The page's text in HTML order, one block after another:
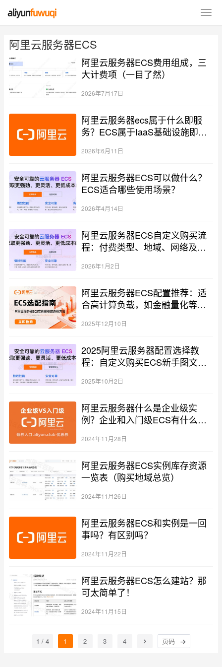
阿里云服务器ECS
阿里云服务器ECS费用组成，三
大计费项（一目了然）
2026年7月17日
阿里云服务器ecs属于什么即服
务？ECS属于IaaS基础设施即服
2026年6月11日
阿里云服务器ECS可以做什么？
ECS适合哪些使用场景？
2026年4月14日
阿里云服务器ECS自定义购买流
程：付费类型、地域、网络及可
2026年1月2日
阿里云服务器ECS配置推荐：适
合高计算负载，如金融量化等使
2025年12月10日
2025阿里云服务器配置选择教
程：自定义购买ECS新手图文流
2025年10月2日
阿里云服务器什么是企业级实
例？企业和入门级ECS有什么区
2024年11月28日
阿里云服务器ECS实例库存资源
一览表（购买地域总览）
2024年11月26日
阿里云服务器ECS和实例是一回
事吗？有区别吗？
2024年11月22日
阿里云服务器ECS怎么建站？那
可太简单了！
2024年11月15日
1 / 4 1 2 3 4